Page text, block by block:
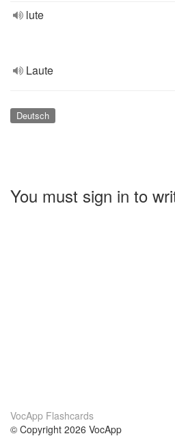
lute
Laute
Deutsch
You must sign in to
VocApp Flashcards
© Copyright 2026 VocApp